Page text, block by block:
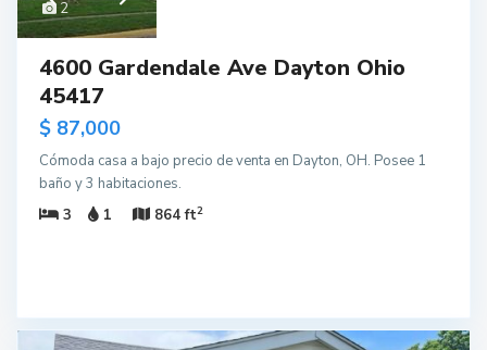
2
4600 Gardendale Ave Dayton Ohio
45417
$ 87,000
Cómoda casa a bajo precio de venta en Dayton, OH. Posee 1
baño y 3 habitaciones.
3
1 864 ft2